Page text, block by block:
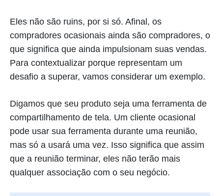
Eles não são ruins, por si só. Afinal, os
compradores ocasionais ainda são compradores, o
que significa que ainda impulsionam suas vendas.
Para contextualizar porque representam um
desafio a superar, vamos considerar um exemplo.
Digamos que seu produto seja uma ferramenta de
compartilhamento de tela. Um cliente ocasional
pode usar sua ferramenta durante uma reunião,
mas só a usará uma vez. Isso significa que assim
que a reunião terminar, eles não terão mais
qualquer associação com o seu negócio.